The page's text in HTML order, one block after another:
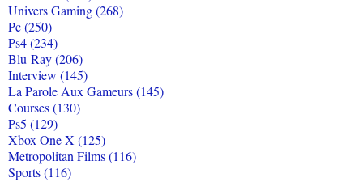
Univers Gaming (268)
Pc (250)
Ps4 (234)
Blu-Ray (206)
Interview (145)
La Parole Aux Gameurs (145)
Courses (130)
Ps5 (129)
Xbox One X (125)
Metropolitan Films (116)
Sports (116)